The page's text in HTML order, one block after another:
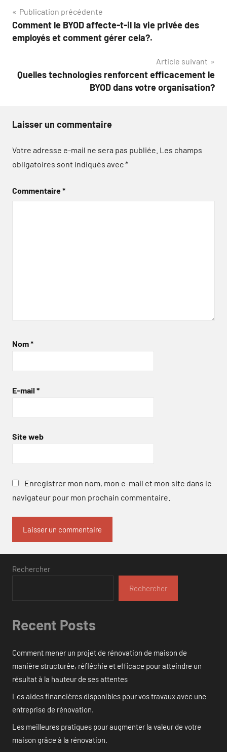
Navigation
de
Publication précédente
Comment le BYOD affecte-t-il la vie privée des
employés et comment gérer cela?.
Article suivant
Quelles technologies renforcent efficacement le
BYOD dans votre organisation?
Laisser un commentaire
Votre adresse e-mail ne sera pas publiée. Les champs
obligatoires sont indiqués avec*
Commentaire*
Nom*
E-mail *
Site web
Enregistrer mon nom, mon e-mail et mon site dans le
navigateur pour mon prochain commentaire.
Rechercher
Rechercher
Recent Posts
Comment mener un projet de rénovation de maison de
manière structurée, réfléchie et efficace pour atteindre un
résultat à la hauteur de ses attentes
Les aides financières disponibles pour vos travaux avec une
entreprise de rénovation.
Les meilleures pratiques pour augmenter la valeur de votre
maison grâce à la rénovation.